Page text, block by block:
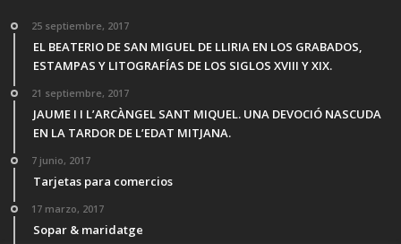
25 septiembre, 2017
EL BEATERIO DE SAN MIGUEL DE LLIRIA EN LOS GRABADOS,
ESTAMPAS Y LITOGRAFÍAS DE LOS SIGLOS XVIII Y XIX.
21 septiembre, 2017
JAUME I I L’ARCÀNGEL SANT MIQUEL. UNA DEVOCIÓ NASCUDA
EN LA TARDOR DE L’EDAT MITJANA.
7 junio, 2017
Tarjetas para comercios
17 marzo, 2017
Sopar & maridatge